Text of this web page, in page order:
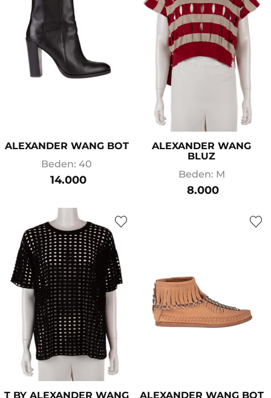
ALEXANDER WANG BOT
Beden: 40
14.000
ALEXANDER WANG
BLUZ
Beden: M
8.000
T BY ALEXANDER WANG
ALEXANDER WANG BOT